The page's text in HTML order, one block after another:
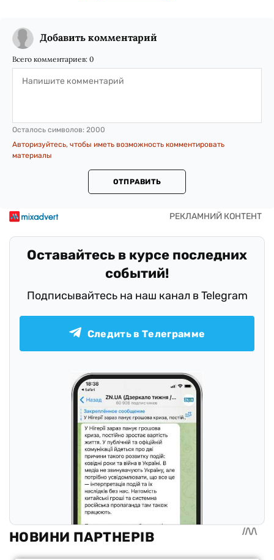
Добавить комментарий
Всего комментариев: 0
Осталось символов: 2000
Авторизуйтесь, чтобы иметь возможность комментировать
материалы
ОТПРАВИТЬ
Оставайтесь в курсе последних
событий!
Подписывайтесь на наш канал в Telegram
Следить в Телеграмме